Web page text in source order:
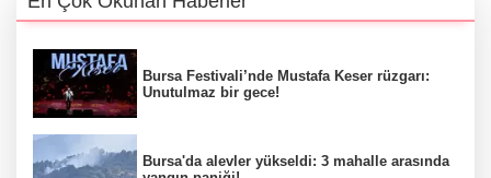
Bursa Festivali’nde Mustafa Keser rüzgarı:
Unutulmaz bir gece!
Bursa'da alevler yükseldi: 3 mahalle arasında